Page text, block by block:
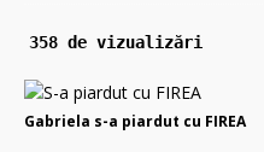
358 de vizualizări
Gabriela s-a piardut cu FIREA